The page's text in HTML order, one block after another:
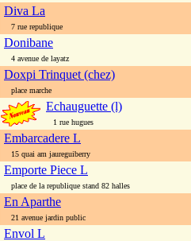
Diva La
7 rue republique
Donibane
4 avenue de layatz
Doxpi Trinquet (chez)
place marche
Echauguette (l)
1 rue hugues
Embarcadere L
15 quai am jaureguiberry
Emporte Piece L
place de la republique stand 82 halles
En Aparthe
21 avenue jardin public
Envol L